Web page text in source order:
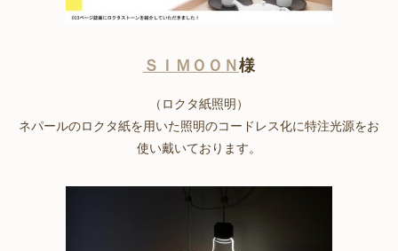
ＳＩＭＯＯＮ 様
（ロクタ紙照明）
ネパールのロクタ紙を用いた照明のコードレス化に特注光源をお
使い戴いております。